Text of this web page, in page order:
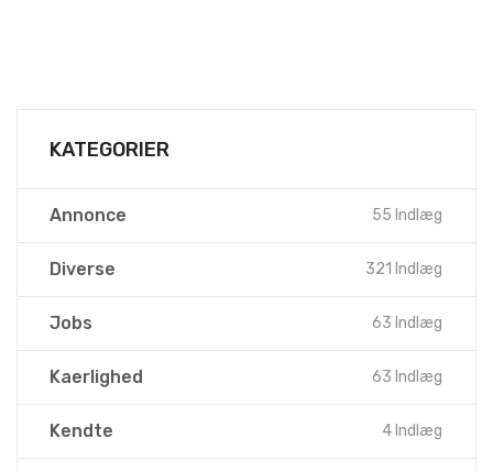
KATEGORIER
Annonce 55 Indlæg
Diverse 321 Indlæg
Jobs 63 Indlæg
Kaerlighed 63 Indlæg